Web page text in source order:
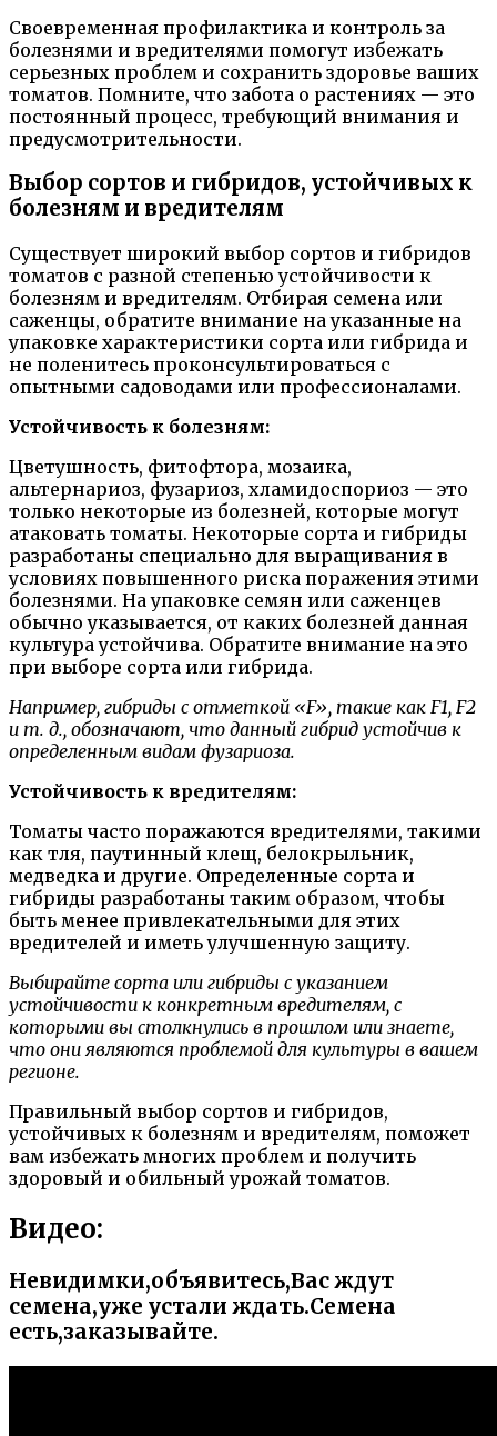
Своевременная профилактика и контроль за
болезнями и вредителями помогут избежать
серьезных проблем и сохранить здоровье ваших
томатов. Помните, что забота о растениях — это
постоянный процесс, требующий внимания и
предусмотрительности.
Выбор сортов и гибридов, устойчивых к
болезням и вредителям
Существует широкий выбор сортов и гибридов
томатов с разной степенью устойчивости к
болезням и вредителям. Отбирая семена или
саженцы, обратите внимание на указанные на
упаковке характеристики сорта или гибрида и
не поленитесь проконсультироваться с
опытными садоводами или профессионалами.
Устойчивость к болезням:
Цветушность, фитофтора, мозаика,
альтернариоз, фузариоз, хламидоспориоз — это
только некоторые из болезней, которые могут
атаковать томаты. Некоторые сорта и гибриды
разработаны специально для выращивания в
условиях повышенного риска поражения этими
болезнями. На упаковке семян или саженцев
обычно указывается, от каких болезней данная
культура устойчива. Обратите внимание на это
при выборе сорта или гибрида.
Например, гибриды с отметкой «F», такие как F1, F2
и т. д., обозначают, что данный гибрид устойчив к
определенным видам фузариоза.
Устойчивость к вредителям:
Томаты часто поражаются вредителями, такими
как тля, паутинный клещ, белокрыльник,
медведка и другие. Определенные сорта и
гибриды разработаны таким образом, чтобы
быть менее привлекательными для этих
вредителей и иметь улучшенную защиту.
Выбирайте сорта или гибриды с указанием
устойчивости к конкретным вредителям, с
которыми вы столкнулись в прошлом или знаете,
что они являются проблемой для культуры в вашем
регионе.
Правильный выбор сортов и гибридов,
устойчивых к болезням и вредителям, поможет
вам избежать многих проблем и получить
здоровый и обильный урожай томатов.
Видео:
Невидимки,объявитесь,Вас ждут
семена,уже устали ждать.Семена
есть,заказывайте.